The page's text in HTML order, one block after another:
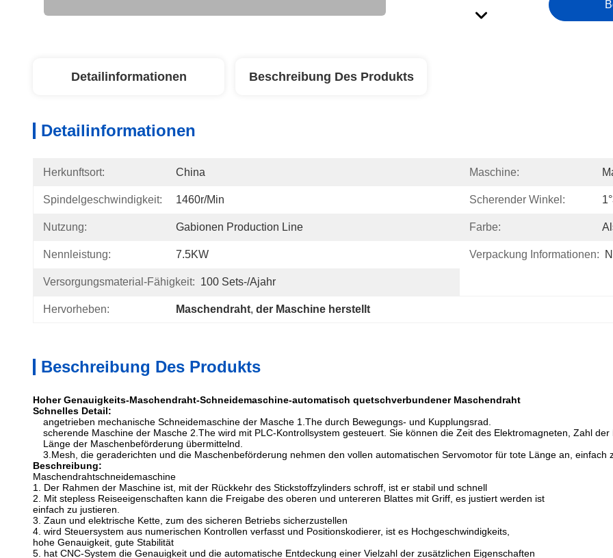
Detailinformationen Beschreibung Des Produkts
Detailinformationen
Herkunftsort: China Maschine:
Spindelgeschwindigkeit: 1460r/min Scherender Winkel:
Nutzung: Gabionen Production Line Farbe:
Nennleistung: 7.5KW Verpackung Informationen:
Versorgungsmaterial-Fähigkeit: 100 Sets-/ajahr
Hervorheben: Maschendraht, der Maschine herstellt
Beschreibung Des Produkts
Hoher Genauigkeits-Maschendraht-Schneidemaschine-automatisch quetschverbundener Maschendraht
Schnelles Detail:
angetrieben mechanische Schneidemaschine der Masche 1.The durch Bewegungs- und Kupplungsrad.
scherende Maschine der Masche 2.The wird mit PLC-Kontrollsystem gesteuert. Sie können die Zeit des Elektromagneten, Zahl
Länge der Maschenbeförderung übermittelnd.
3.Mesh, die geraderichten und die Maschenbeförderung nehmen den vollen automatischen Servomotor für tote Länge an, einfach
Beschreibung:
Maschendrahtschneidemaschine
1. Der Rahmen der Maschine ist, mit der Rückkehr des Stickstoffzylinders schroff, ist er stabil und schnell
2. Mit stepless Reiseeigenschaften kann die Freigabe des oberen und untereren Blattes mit Griff, es justiert werden ist
einfach zu justieren.
3. Zaun und elektrische Kette, zum des sicheren Betriebs sicherzustellen
4. wird Steuersystem aus numerischen Kontrollen verfasst und Positionskodierer, ist es Hochgeschwindigkeits,
hohe Genauigkeit, gute Stabilität
5. hat CNC-System die Genauigkeit und die automatische Entdeckung einer Vielzahl der zusätzlichen Eigenschaften